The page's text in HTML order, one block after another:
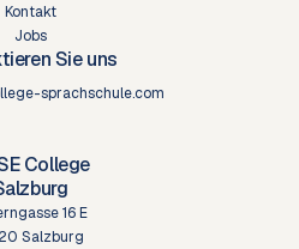
Kontakt
Jobs
Sie uns
sprachschule.com
College
16 E
Salzburg